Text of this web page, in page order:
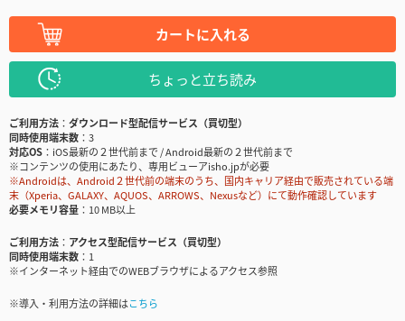
カートに入れる
ちょっと立ち読み
ご利用方法
ダウンロード型配信サービス（買切型）
同時使用端末数
3
対応OS
iOS最新の２世代前まで / Android最新の２世代前まで
※コンテンツの使用にあたり、専用ビューアisho.jpが必要
※Androidは、Android２世代前の端末のうち、国内キャリア経由で販売されている端
末（Xperia、GALAXY、AQUOS、ARROWS、Nexusなど）にて動作確認しています
必要メモリ容量
10 MB以上
ご利用方法
アクセス型配信サービス（買切型）
同時使用端末数
1
※インターネット経由でのWEBブラウザによるアクセス参照
※導入・利用方法の詳細はこちら